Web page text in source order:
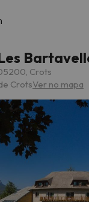
Crots
CrotsVer no mapa